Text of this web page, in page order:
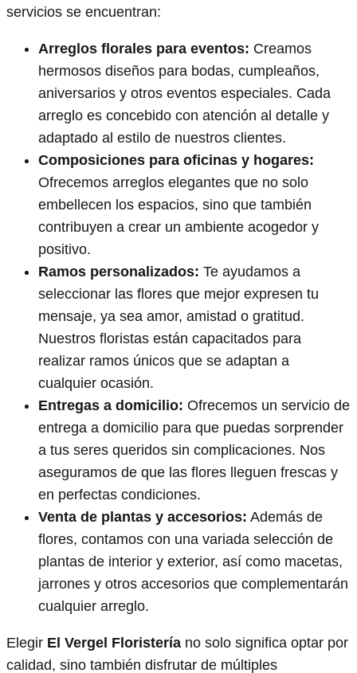
servicios se encuentran:
Arreglos florales para eventos: Creamos
hermosos diseños para bodas, cumpleaños,
aniversarios y otros eventos especiales. Cada
arreglo es concebido con atención al detalle y
adaptado al estilo de nuestros clientes.
Composiciones para oficinas y hogares:
Ofrecemos arreglos elegantes que no solo
embellecen los espacios, sino que también
contribuyen a crear un ambiente acogedor y
positivo.
Ramos personalizados: Te ayudamos a
seleccionar las flores que mejor expresen tu
mensaje, ya sea amor, amistad o gratitud.
Nuestros floristas están capacitados para
realizar ramos únicos que se adaptan a
cualquier ocasión.
Entregas a domicilio: Ofrecemos un servicio de
entrega a domicilio para que puedas sorprender
a tus seres queridos sin complicaciones. Nos
aseguramos de que las flores lleguen frescas y
en perfectas condiciones.
Venta de plantas y accesorios: Además de
flores, contamos con una variada selección de
plantas de interior y exterior, así como macetas,
jarrones y otros accesorios que complementarán
cualquier arreglo.
Elegir El Vergel Floristería no solo significa optar por
calidad, sino también disfrutar de múltiples